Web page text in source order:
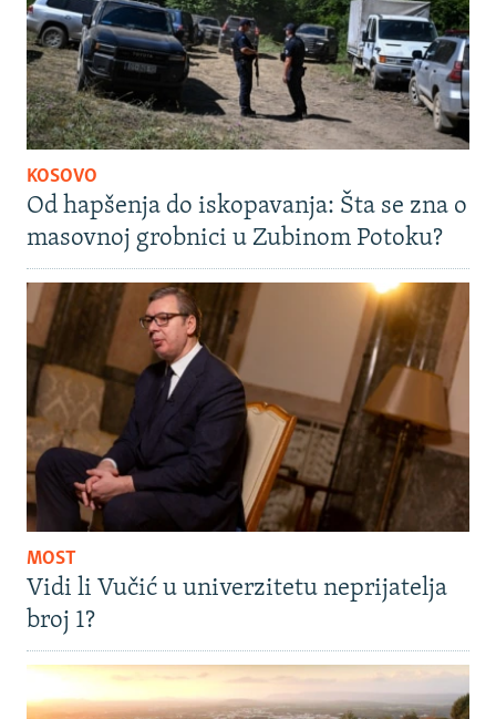
KOSOVO
Od hapšenja do iskopavanja: Šta se zna o
masovnoj grobnici u Zubinom Potoku?
MOST
Vidi li Vučić u univerzitetu neprijatelja
broj 1?